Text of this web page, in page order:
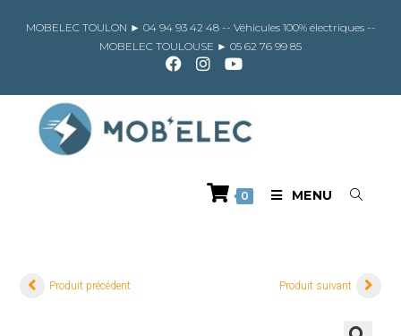
MOBELEC TOULON ► 04 94 93 42 48 -- Véhicules 100% électriques --
MOBELEC TOULOUSE ► 05 62 76 99 85
0 MENU
Produit précédent Produit suivant